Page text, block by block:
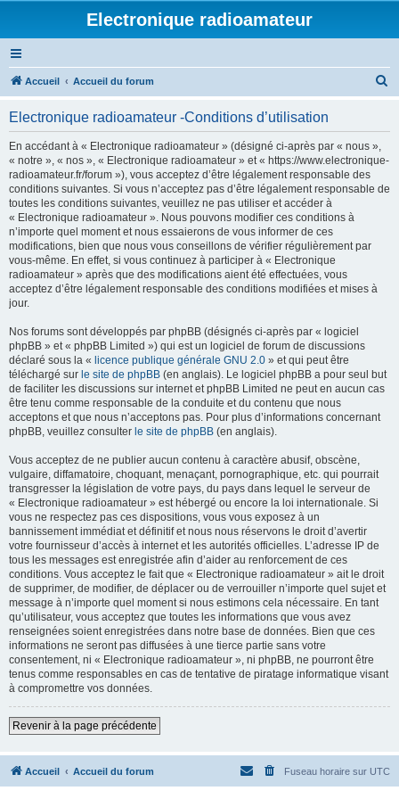
Electronique radioamateur
Accueil Accueil du forum
Electronique radioamateur -Conditions d’utilisation
En accédant à « Electronique radioamateur » (désigné ci-après par « nous »,
« notre », « nos », « Electronique radioamateur » et « https://www.electronique-
radioamateur.fr/forum »), vous acceptez d’être légalement responsable des
conditions suivantes. Si vous n’acceptez pas d’être légalement responsable de
toutes les conditions suivantes, veuillez ne pas utiliser et accéder à
« Electronique radioamateur ». Nous pouvons modifier ces conditions à
n’importe quel moment et nous essaierons de vous informer de ces
modifications, bien que nous vous conseillons de vérifier régulièrement par
vous-même. En effet, si vous continuez à participer à « Electronique
radioamateur » après que des modifications aient été effectuées, vous
acceptez d’être légalement responsable des conditions modifiées et mises à
jour.
Nos forums sont développés par phpBB (désignés ci-après par « logiciel
phpBB » et « phpBB Limited ») qui est un logiciel de forum de discussions
déclaré sous la « licence publique générale GNU 2.0 » et qui peut être
téléchargé sur le site de phpBB (en anglais). Le logiciel phpBB a pour seul but
de faciliter les discussions sur internet et phpBB Limited ne peut en aucun cas
être tenu comme responsable de la conduite et du contenu que nous
acceptons et que nous n’acceptons pas. Pour plus d’informations concernant
phpBB, veuillez consulter le site de phpBB (en anglais).
Vous acceptez de ne publier aucun contenu à caractère abusif, obscène,
vulgaire, diffamatoire, choquant, menaçant, pornographique, etc. qui pourrait
transgresser la législation de votre pays, du pays dans lequel le serveur de
« Electronique radioamateur » est hébergé ou encore la loi internationale. Si
vous ne respectez pas ces dispositions, vous vous exposez à un
bannissement immédiat et définitif et nous nous réservons le droit d’avertir
votre fournisseur d’accès à internet et les autorités officielles. L’adresse IP de
tous les messages est enregistrée afin d’aider au renforcement de ces
conditions. Vous acceptez le fait que « Electronique radioamateur » ait le droit
de supprimer, de modifier, de déplacer ou de verrouiller n’importe quel sujet et
message à n’importe quel moment si nous estimons cela nécessaire. En tant
qu’utilisateur, vous acceptez que toutes les informations que vous avez
renseignées soient enregistrées dans notre base de données. Bien que ces
informations ne seront pas diffusées à une tierce partie sans votre
consentement, ni « Electronique radioamateur », ni phpBB, ne pourront être
tenus comme responsables en cas de tentative de piratage informatique visant
à compromettre vos données.
Revenir à la page précédente
Accueil Accueil du forum Fuseau horaire sur UTC